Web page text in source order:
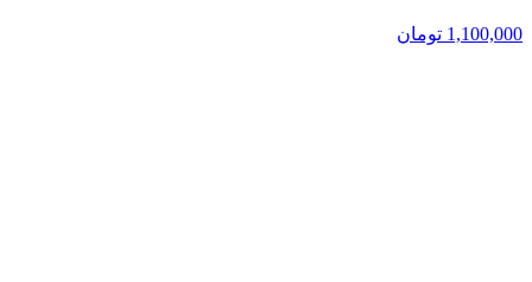
1,100,000 تومان